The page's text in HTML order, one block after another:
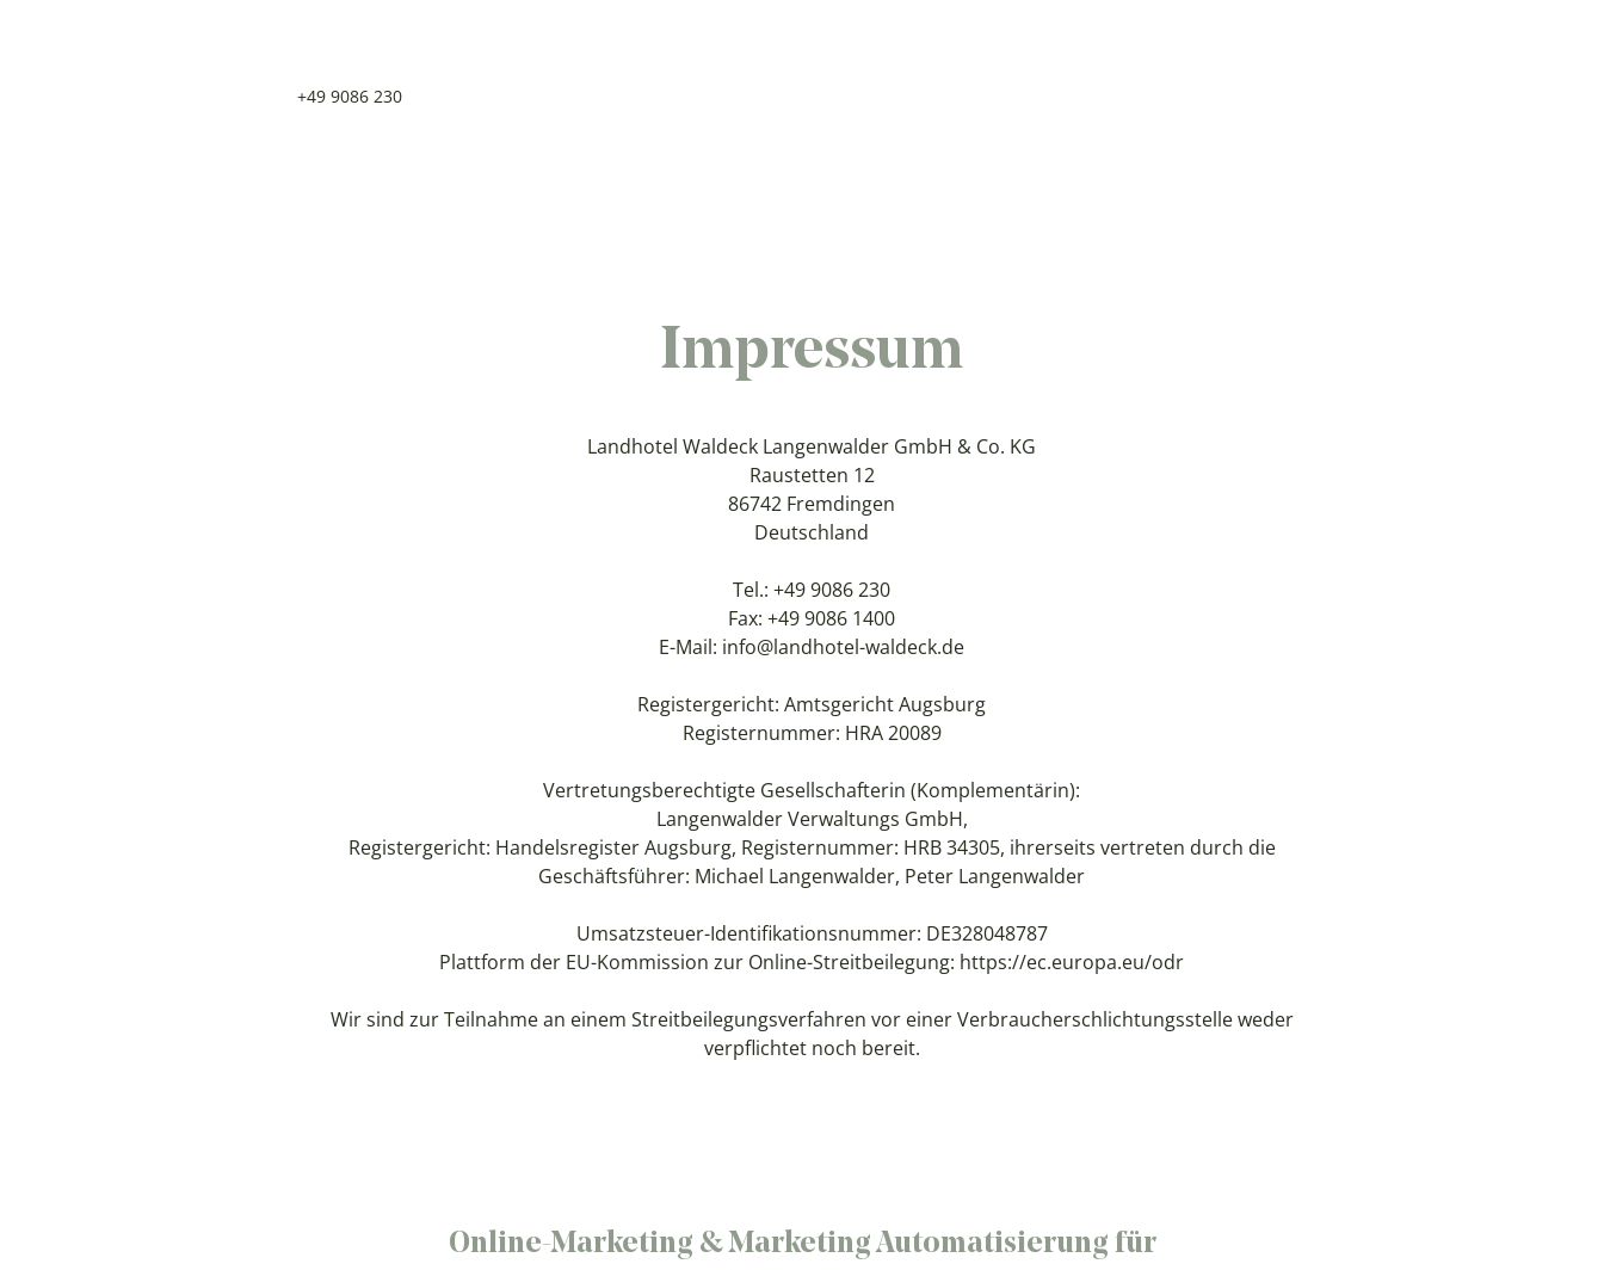
+49 9086 230
Impressum
Landhotel Waldeck Langenwalder GmbH & Co. KG
Raustetten 12
86742 Fremdingen
Deutschland
Tel.: +49 9086 230
Fax: +49 9086 1400
E-Mail: info@landhotel-waldeck.de
Registergericht: Amtsgericht Augsburg
Registernummer: HRA 20089
Vertretungsberechtigte Gesellschafterin (Komplementärin):
Langenwalder Verwaltungs GmbH,
Registergericht: Handelsregister Augsburg, Registernummer: HRB 34305, ihrerseits vertreten durch die
Geschäftsführer: Michael Langenwalder, Peter Langenwalder
Umsatzsteuer-Identifikationsnummer: DE328048787
Plattform der EU-Kommission zur Online-Streitbeilegung: https://ec.europa.eu/odr
Wir sind zur Teilnahme an einem Streitbeilegungsverfahren vor einer Verbraucherschlichtungsstelle weder
verpflichtet noch bereit.
Online-Marketing & Marketing Automatisierung für